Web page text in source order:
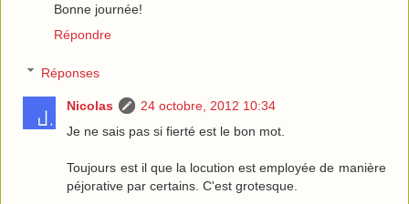
Bonne journée!
Répondre
Réponses
Nicolas
24 octobre, 2012 10:34
Je ne sais pas si fierté est le bon mot.
Toujours est il que la locution est employée de manière
péjorative par certains. C'est grotesque.